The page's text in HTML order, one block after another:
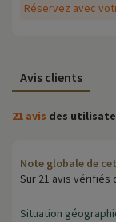
Réservez avec
Avis clients
21 avis des
Note globale de
Sur 21 avis vérifiés
Situation